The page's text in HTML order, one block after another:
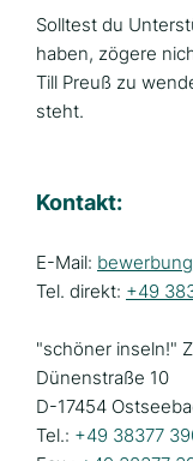
Solltest du
haben, zögere
Till Preuß zu
steht.
Kontakt:
E-Mail:
Tel. direkt: +49
"schöner inseln!"
Dünenstraße 10
D-17454
Tel.: +49 38377